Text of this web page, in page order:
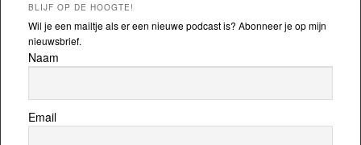
BLIJF OP DE HOOGTE!
Wil je een mailtje als er een nieuwe podcast is? Abonneer je op mijn
nieuwsbrief.
Naam
Email